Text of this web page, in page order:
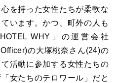
を持った女性たちが柔軟な
います。かつ、町外の人も
WHY」の運営会社
の大塚桃奈さん(24)の
活動に参加する女性たちの
女たちのテロワール」だと